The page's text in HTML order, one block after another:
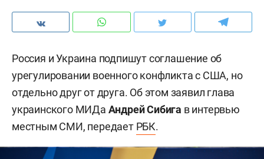
Россия и Украина подпишут соглашение об
урегулировании военного конфликта с США, но
отдельно друг от друга. Об этом заявил глава
украинского МИДа Андрей Сибига в интервью
местным СМИ, передает РБК.